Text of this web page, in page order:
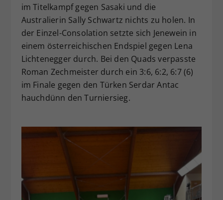
im Titelkampf gegen Sasaki und die
Australierin Sally Schwartz nichts zu holen. In
der Einzel-Consolation setzte sich Jenewein in
einem österreichischen Endspiel gegen Lena
Lichtenegger durch. Bei den Quads verpasste
Roman Zechmeister durch ein 3:6, 6:2, 6:7 (6)
im Finale gegen den Türken Serdar Antac
hauchdünn den Turniersieg.